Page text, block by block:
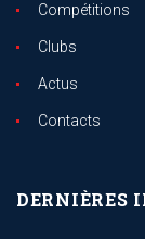
Compétitions
Clubs
Actus
Contacts
DERNIÈRES